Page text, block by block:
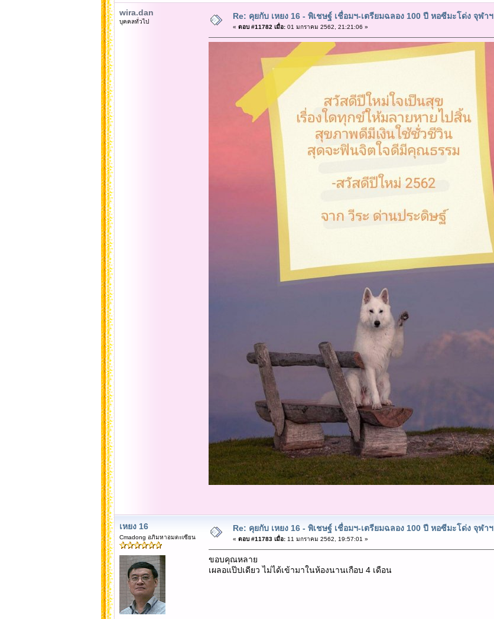
wira.dan
บุคคลทั่วไป
Re: คุยกับ เหยง 16 - พิเชษฐ์ เชื่อมฯ-เตรียมฉลอง 100 ปี หอซีมะโด่ง จุฬาฯ
« ตอบ #11782 เมื่อ:01 มกราคม 2562, 21:21:06 »
เหยง 16
Cmadong อภิมหาอมตะเซียน
Re: คุยกับ เหยง 16 - พิเชษฐ์ เชื่อมฯ-เตรียมฉลอง 100 ปี หอซีมะโด่ง จุฬาฯ
« ตอบ #11783 เมื่อ:11 มกราคม 2562, 19:57:01 »
ขอบคุณหลาย
เผลอแป๊ปเดียว ไม่ได้เข้ามาในห้องนานเกือบ 4 เดือน